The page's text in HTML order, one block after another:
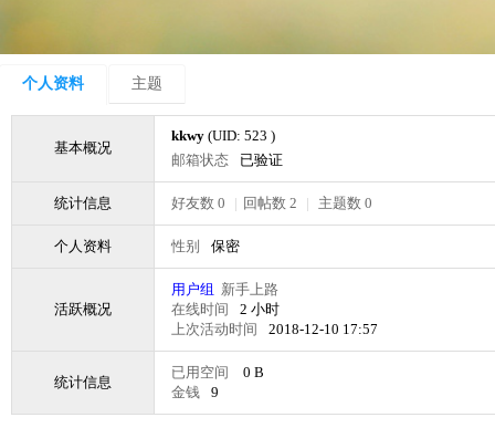
个人资料 主题
基本概况
kkwy (UID: 523 )
邮箱状态
已验证
统计信息 好友数 0 | 回帖数 2 | 主题数 0
个人资料 性别 保密
活跃概况
用户组 新手上路
在线时间
2 小时
上次活动时间
2018-12-10 17:57
统计信息
已用空间
0 B
金钱
9